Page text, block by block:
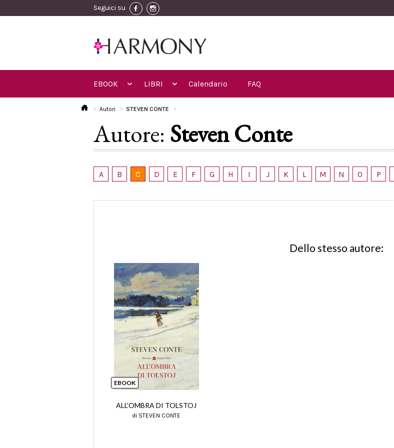
Seguici su
EBOOK LIBRI Calendario FAQ
Autori STEVEN CONTE
Autore: Steven Conte
A B C D E F G H I J K L M N O P
Dello stesso autore:
EBOOK
ALL'OMBRA DI TOLSTOJ
di STEVEN CONTE